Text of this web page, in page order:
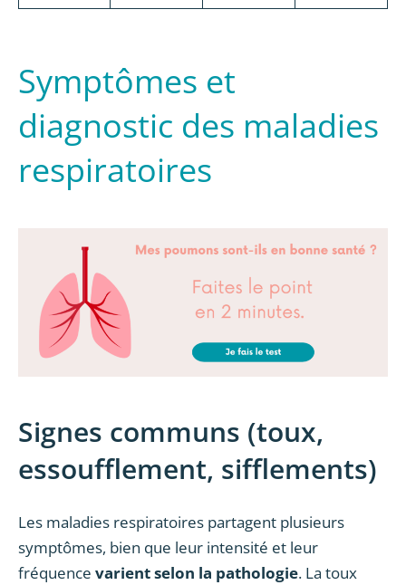
Symptômes et
diagnostic des maladies
respiratoires
Signes communs (toux,
essoufflement, sifflements)
Les maladies respiratoires partagent plusieurs
symptômes, bien que leur intensité et leur
fréquence varient selon la pathologie. La toux